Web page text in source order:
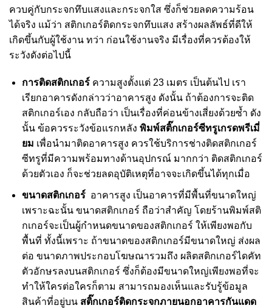
ควบคู่กับกระจกทึบแสงและกระจกใส ซึ่งก็ช่วยลดความร้อน
ได้จริง แม้ว่า สติกเกอร์ติดกระจกทึบแสง สร้างผลลัพธ์ที่ดีให้
เกิดขึ้นกับผู้ใช้งาน ทว่า ก่อนใช้งานจริง มีเรื่องที่ควรต้องให้
ระวังดังต่อไปนี้
การติดสติกเกอร์ ความสูงตั้งแต่ 23 เมตร เป็นต้นไป เรา
เรียกอาคารดังกล่าวว่าอาคารสูง ดังนั้น ถ้าต้องการจะติด
สติกเกอร์เอง กลับถือว่า เป็นเรื่องที่ค่อนข้างเสี่ยงด้วยซ้ำ ดัง
นั้น ข้อควรระวังข้อแรกหลัง พิมพ์สติ๊กเกอร์ซีทรูเกรดพรีเมี่
ยม เพื่อนำมาติดอาคารสูง ควรใช้บริการช่างติดสติกเกอร์
ซีทรูที่มีความพร้อมทางด้านอุปกรณ์ มากกว่า ติดสติกเกอร์
ด้วยตัวเอง ก็จะช่วยลดอุบัติเหตุที่อาจจะเกิดขึ้นได้ทุกเมื่อ
ขนาดสติกเกอร์ อาคารสูง เป็นอาคารที่มีพื้นที่ขนาดใหญ่
เพราะฉะนั้น ขนาดสติกเกอร์ ถือว่าสำคัญ โดยร้านพิมพ์สติ
กเกอร์จะเป็นผู้กำหนดขนาดของสติกเกอร์ ให้เพียงพอกับ
พื้นที่ ทั้งนี้เพราะ ถ้าขนาดของสติกเกอร์มีขนาดใหญ่ ส่งผล
ต่อ ขนาดภาพประกอบโฆษณารวมถึง ผลิตสติกเกอร์ไดคัท
ตัวอักษรลงบนสติกเกอร์ ซึ่งก็ต้องมีขนาดใหญ่เพียงพอที่จะ
ทำให้ใครต่อใครก็ตาม สามารถมองเห็นและรับรู้ข้อมูล
สินค้าที่อยู่บน สติ๊กเกอร์ติดกระจกภายนอกอาคารกันแดด